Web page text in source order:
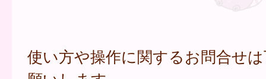
使い方や操作に関するお問合せ